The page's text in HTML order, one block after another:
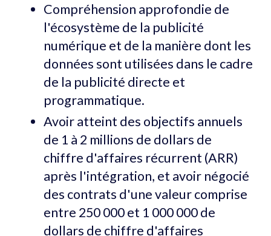
Compréhension approfondie de
l'écosystème de la publicité
numérique et de la manière dont les
données sont utilisées dans le cadre
de la publicité directe et
programmatique.
Avoir atteint des objectifs annuels
de 1 à 2 millions de dollars de
chiffre d'affaires récurrent (ARR)
après l'intégration, et avoir négocié
des contrats d'une valeur comprise
entre 250 000 et 1 000 000 de
dollars de chiffre d'affaires